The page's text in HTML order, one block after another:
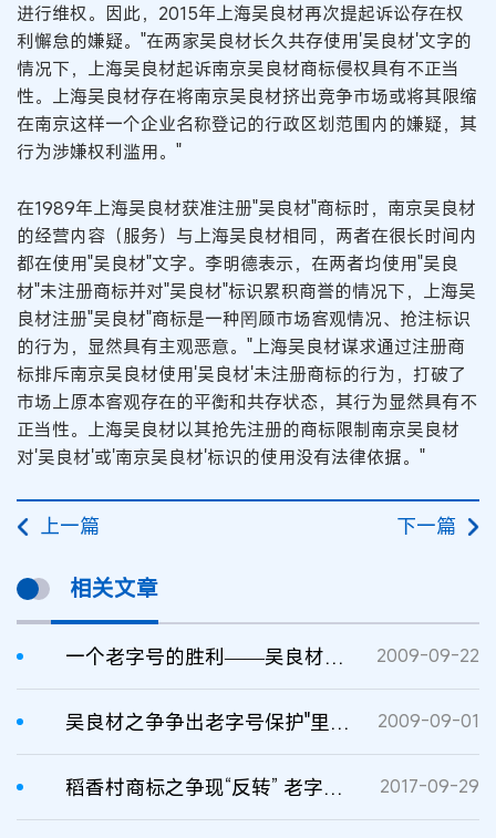
进行维权。因此，2015年上海吴良材再次提起诉讼存在权
利懈怠的嫌疑。"在两家吴良材长久共存使用'吴良材'文字的
情况下，上海吴良材起诉南京吴良材商标侵权具有不正当
性。上海吴良材存在将南京吴良材挤出竞争市场或将其限缩
在南京这样一个企业名称登记的行政区划范围内的嫌疑，其
行为涉嫌权利滥用。"
在1989年上海吴良材获准注册"吴良材"商标时，南京吴良材
的经营内容（服务）与上海吴良材相同，两者在很长时间内
都在使用"吴良材"文字。李明德表示，在两者均使用"吴良
材"未注册商标并对"吴良材"标识累积商誉的情况下，上海吴
良材注册"吴良材"商标是一种罔顾市场客观情况、抢注标识
的行为，显然具有主观恶意。"上海吴良材谋求通过注册商
标排斥南京吴良材使用'吴良材'未注册商标的行为，打破了
市场上原本客观存在的平衡和共存状态，其行为显然具有不
正当性。上海吴良材以其抢先注册的商标限制南京吴良材
对'吴良材'或'南京吴良材'标识的使用没有法律依据。"
上一篇 下一篇
相关文章
一个老字号的胜利——吴良材纠纷案 2009-09-22
吴良材之争争出老字号保护"里程碑" 2009-09-01
稻香村商标之争现“反转” 老字号品牌需携手维护 2017-09-29